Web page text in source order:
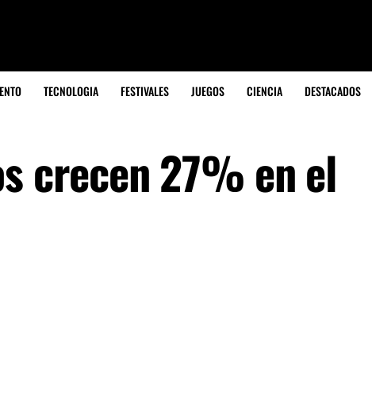
TECNOLOGIA FESTIVALES JUEGOS CIENCIA DESTACADOS
crecen 27% en el